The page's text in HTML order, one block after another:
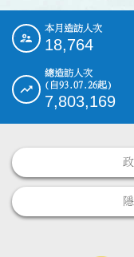
::: 本月造訪人次
18,764
總造訪人次
(自93.07.26起)
7,803,169